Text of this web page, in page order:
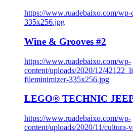
https://www.ruadebaixo.com/
335x256.jpg
Wine & Grooves #2
https://www.ruadebaixo.com/wp-
content/uploads/2020/12/
fileminimizer-335x256.jpg
LEGO® TECHNIC
https://www.ruadebaixo.com/wp-
content/uploads/2020/11/cultura-